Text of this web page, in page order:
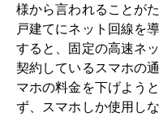
様から言われることが
戸建てにネット回線を
すると、固定の高速ネ
契約しているスマホの
マホの料金を下げよう
ず、スマホしか使用し